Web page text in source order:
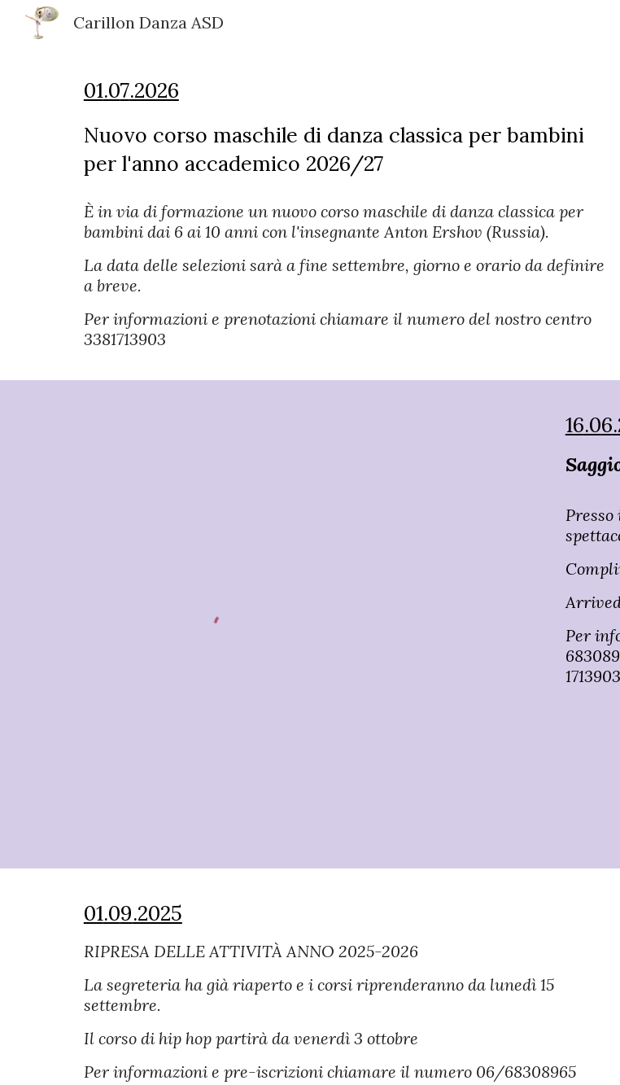
Carillon Danza ASD
01.07.2026
Nuovo corso maschile di danza classica per bambini
per l'anno accademico 2026/27
È in via di formazione un nuovo corso maschile di danza classica per
bambini dai 6 ai 10 anni con l'insegnante Anton Ershov (Russia).
La data delle selezioni sarà a fine settembre, giorno e orario da definire
a breve.
Per informazioni e prenotazioni chiamare il numero del nostro centro
3381713903
16.06
Per
1713903
01.09.2025
RIPRESA DELLE ATTIVITÀANNO 2025-2026
La segreteria ha già riapertoe i corsi riprenderanno da lunedì 15
settembre.
Il corso di hip hop partirà da venerdì 3 ottobre
Per informazioni e pre-iscrizioni chiamare il numero 06/68308965